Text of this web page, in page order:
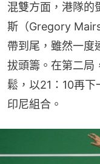
混雙方面，港隊的
斯（Gregory
帶到尾，雖然一度
拔頭籌。在第二局
鬆，以21：10再
印尼組合。